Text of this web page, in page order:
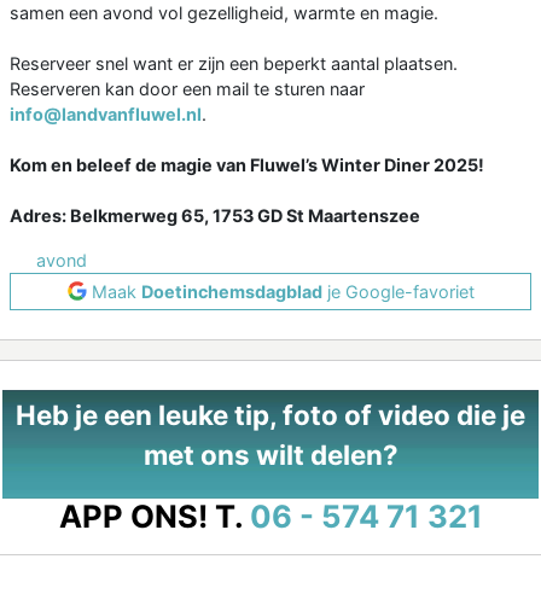
samen een avond vol gezelligheid, warmte en magie.
Reserveer snel want er zijn een beperkt aantal plaatsen.
Reserveren kan door een mail te sturen naar
info@landvanfluwel.nl.
Kom en beleef de magie van Fluwel’s Winter Diner 2025!
Adres: Belkmerweg 65, 1753 GD St Maartenszee
avond
Maak Doetinchemsdagbladje Google-favoriet
Heb je een leuke tip, foto of video die je
met ons wilt delen?
APP ONS! T. 06 - 574 71 321